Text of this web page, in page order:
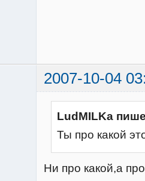
2007-10-04
LudMILKa
Ты про какой
Ни про какой,а